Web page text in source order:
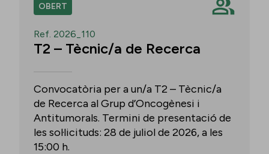
OBERT
Ref. 2026_110
T2 – Tècnic/a de Recerca
Convocatòria per a un/a T2 – Tècnic/a
de Recerca al Grup d’Oncogènesi i
Antitumorals. Termini de presentació de
les sol·licituds: 28 de juliol de 2026, a les
15:00 h.